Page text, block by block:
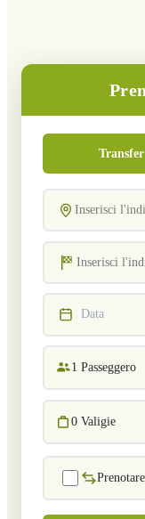
Transfer
Data
1 Passeggero
0 Valigie